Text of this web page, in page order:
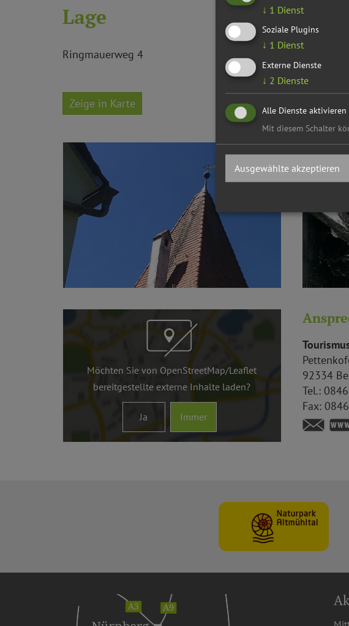
Lage
Ringmauerweg 4
Zeige in Karte
Möchten Sie von OpenStreetMap/Leaflet
bereitgestellte externe Inhalte laden?
Ja Immer
92334
Tel.:
Fax:
↓ 1 Dienst
Soziale Plugins
↓ 1 Dienst
Externe Dienste
↓ 2 Dienste
Alle Dienste
Mit diesem Schalter
Ausgewählte akzeptieren